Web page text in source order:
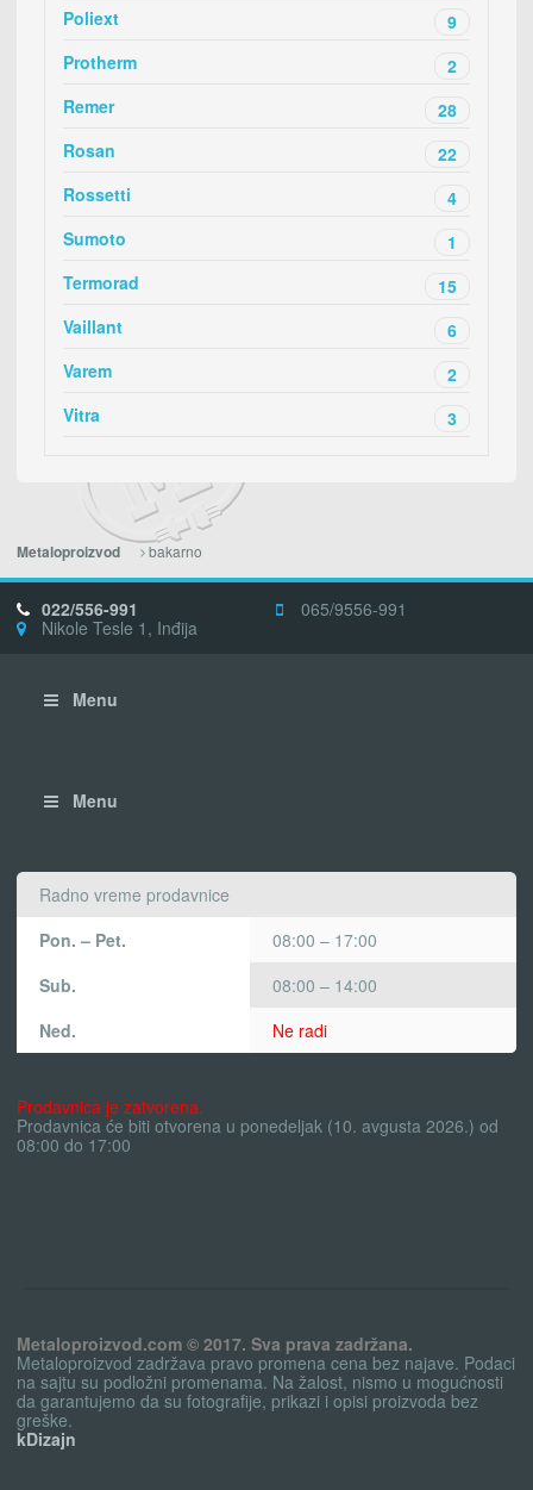
Poliext
9
Protherm
2
Remer
28
Rosan
22
Rossetti
4
Sumoto
1
Termorad
15
Vaillant
6
Varem
2
Vitra
3
Metaloproizvod bakarno
022/556-991
065/9556-991
Nikole Tesle 1, Inđija
Menu
Menu
Radno vreme prodavnice
Pon. – Pet.
08:00 – 17:00
Sub.
08:00 – 14:00
Ned.
Ne radi
Prodavnica je zatvorena.
Prodavnica će biti otvorena u ponedeljak (10. avgusta 2026.) od
08:00 do 17:00
Metaloproizvod.com © 2017. Sva prava zadržana.
Metaloproizvod zadržava pravo promena cena bez najave. Podaci
na sajtu su podložni promenama. Na žalost, nismo u mogućnosti
da garantujemo da su fotografije, prikazi i opisi proizvoda bez
greške.
kDizajn